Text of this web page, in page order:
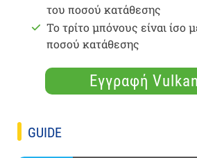
του ποσού κατάθεσης
Το τρίτο μπόνους είναι ίσο
ποσού κατάθεσης
Εγγραφή
GUIDE